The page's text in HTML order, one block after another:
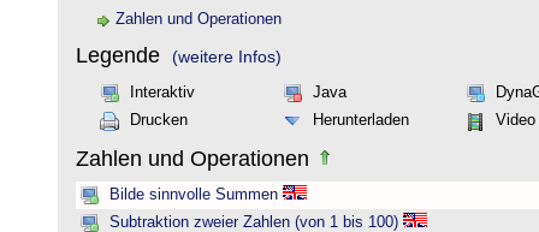
Zahlen und Operationen
Legende (weitere Infos)
Interaktiv Java
Drucken
Herunterladen Video
Zahlen und Operationen
Bilde sinnvolle Summen
Subtraktion zweier Zahlen (von 1 bis 100)